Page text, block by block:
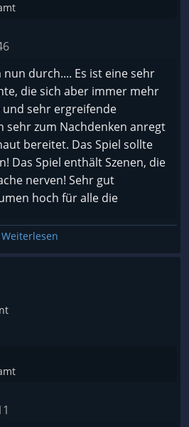
nun durch.... Es ist eine sehr
die sich aber immer mehr
sehr ergreifende
sehr zum Nachdenken anregt
bereitet. Das Spiel sollte
Das Spiel enthält Szenen, die
nerven! Sehr gut
hoch für alle die
so viel mehr schreiben, aber
viel verraten!
Weiterlesen